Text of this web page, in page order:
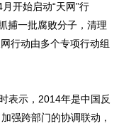
开始启动“天网”行
捕一批腐败分子，清理
行动由多个专项行动组
表示，2014年是中国反
强跨部门的协调联动，